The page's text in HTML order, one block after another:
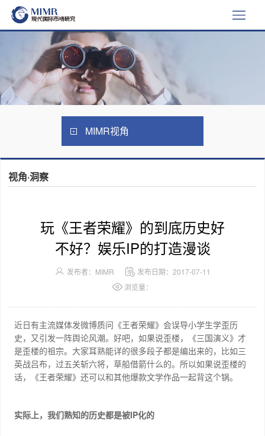
MIMR视角
视角·洞察
玩《王者荣耀》的到底历史好
不好？娱乐IP的打造漫谈
发布者：MIMR
发布日期：2017-07-11
浏览量：
近日有主流媒体发微博质问《王者荣耀》会误导小学生学歪历
史，又引发一阵舆论风潮。好吧，如果说歪楼，《三国演义》才
是歪楼的祖宗。大家耳熟能详的很多段子都是编出来的，比如三
英战吕布，过五关斩六将，草船借箭什么的。所以如果说歪楼的
话，《王者荣耀》还可以和其他爆款文学作品一起背这个锅。
实际上，我们熟知的历史都是被IP化的